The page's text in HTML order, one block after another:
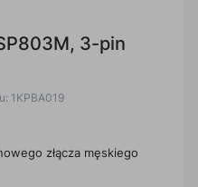
3-pin
1KPBA019
złącza męskiego